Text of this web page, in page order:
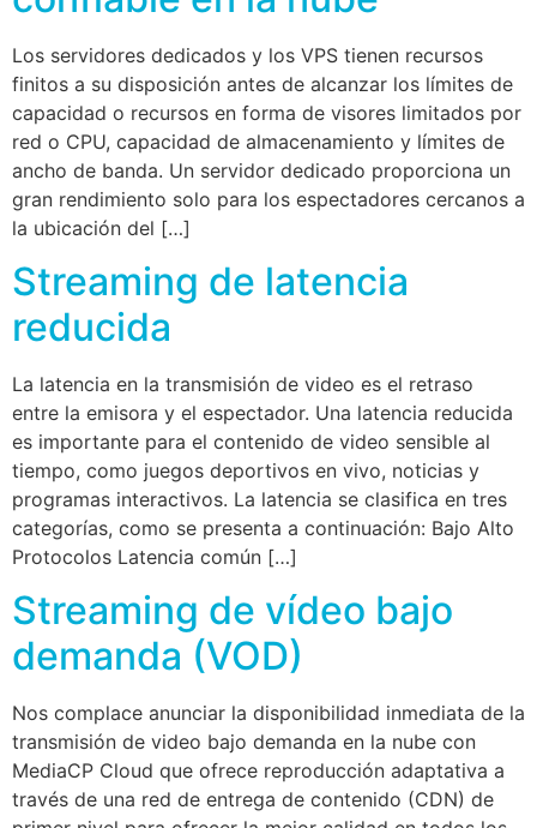
Los servidores dedicados y los VPS tienen recursos
finitos a su disposición antes de alcanzar los límites de
capacidad o recursos en forma de visores limitados por
red o CPU, capacidad de almacenamiento y límites de
ancho de banda. Un servidor dedicado proporciona un
gran rendimiento solo para los espectadores cercanos a
la ubicación del […]
Streaming de latencia
reducida
La latencia en la transmisión de video es el retraso
entre la emisora y el espectador. Una latencia reducida
es importante para el contenido de video sensible al
tiempo, como juegos deportivos en vivo, noticias y
programas interactivos. La latencia se clasifica en tres
categorías, como se presenta a continuación: Bajo Alto
Protocolos Latencia común […]
Streaming de vídeo bajo
demanda (VOD)
Nos complace anunciar la disponibilidad inmediata de la
transmisión de video bajo demanda en la nube con
MediaCP Cloud que ofrece reproducción adaptativa a
través de una red de entrega de contenido (CDN) de